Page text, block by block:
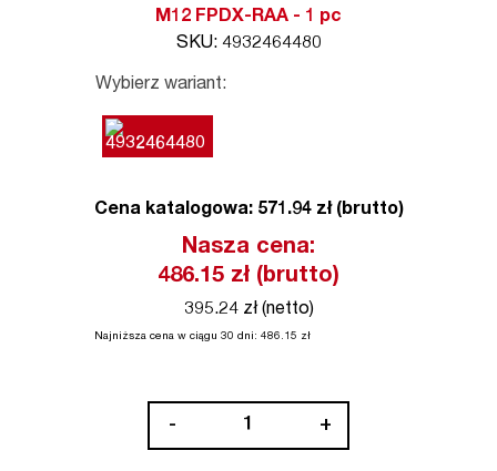
M12 FPDX-RAA - 1 pc
SKU: 4932464480
Wybierz wariant:
Cena katalogowa: 571.94 zł (brutto)
Nasza cena:
486.15 zł (brutto)
395.24 zł (netto)
Najniższa cena w ciągu 30 dni: 486.15 zł
- +